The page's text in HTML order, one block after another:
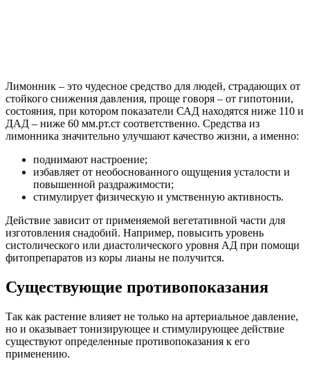
Лимонник – это чудесное средство для людей, страдающих от
стойкого снижения давления, проще говоря – от гипотонии,
состояния, при котором показатели САД находятся ниже 110 и
ДАД – ниже 60 мм.рт.ст соответственно. Средства из
лимонника значительно улучшают качество жизни, а именно:
поднимают настроение;
избавляет от необоснованного ощущения усталости и
повышенной раздражимости;
стимулирует физическую и умственную активность.
Действие зависит от применяемой вегетативной части для
изготовления снадобий. Например, повысить уровень
систолического или диастолического уровня АД при помощи
фитопрепаратов из коры лианы не получится.
Существующие противопоказания
Так как растение влияет не только на артериальное давление,
но и оказывает тонизирующее и стимулирующее действие
существуют определенные противопоказания к его
применению.